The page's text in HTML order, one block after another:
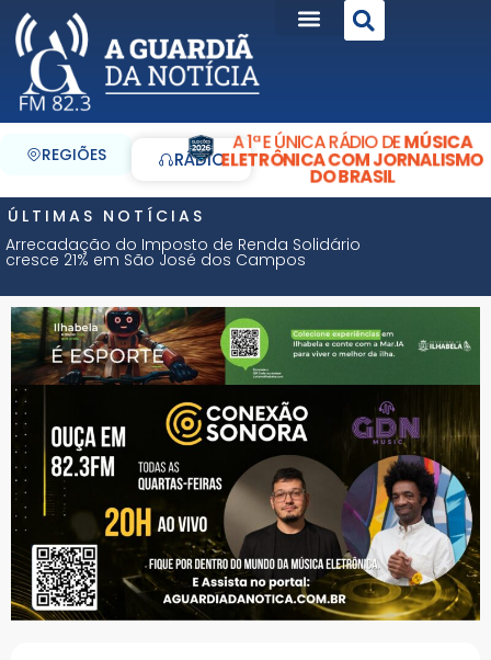
REGIÕES RÁDIO
A 1ª E ÚNICA RÁDIO DEMÚSICA
ELETRÔNICA COM JORNALISMO
DO BRASIL
ÚLTIMAS NOTÍCIAS
Arrecadação do Imposto de Renda Solidário
cresce 21% em São José dos Campos